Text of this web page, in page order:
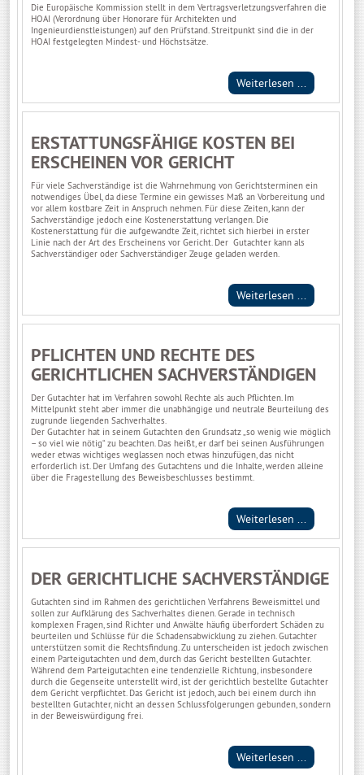
Die Europäische Kommission stellt in dem Vertragsverletzungsverfahren die
HOAI (Verordnung über Honorare für Architekten und
Ingenieurdienstleistungen) auf den Prüfstand. Streitpunkt sind die in der
HOAI festgelegten Mindest- und Höchstsätze.
Weiterlesen ...
ERSTATTUNGSFÄHIGE KOSTEN BEI
ERSCHEINEN VOR GERICHT
Für viele Sachverständige ist die Wahrnehmung von Gerichtsterminen ein
notwendiges Übel, da diese Termine ein gewisses Maß an Vorbereitung und
vor allem kostbare Zeit in Anspruch nehmen. Für diese Zeiten, kann der
Sachverständige jedoch eine Kostenerstattung verlangen. Die
Kostenerstattung für die aufgewandte Zeit, richtet sich hierbei in erster
Linie nach der Art des Erscheinens vor Gericht. Der Gutachter kann als
Sachverständiger oder Sachverständiger Zeuge geladen werden.
Weiterlesen ...
PFLICHTEN UND RECHTE DES
GERICHTLICHEN SACHVERSTÄNDIGEN
Der Gutachter hat im Verfahren sowohl Rechte als auch Pflichten. Im
Mittelpunkt steht aber immer die unabhängige und neutrale Beurteilung des
zugrunde liegenden Sachverhaltes.
Der Gutachter hat in seinem Gutachten den Grundsatz „so wenig wie möglich
– so viel wie nötig“ zu beachten. Das heißt, er darf bei seinen Ausführungen
weder etwas wichtiges weglassen noch etwas hinzufügen, das nicht
erforderlich ist. Der Umfang des Gutachtens und die Inhalte, werden alleine
über die Fragestellung des Beweisbeschlusses bestimmt.
Weiterlesen ...
DER GERICHTLICHE SACHVERSTÄNDIGE
Gutachten sind im Rahmen des gerichtlichen Verfahrens Beweismittel und
sollen zur Aufklärung des Sachverhaltes dienen. Gerade in technisch
komplexen Fragen, sind Richter und Anwälte häufig überfordert Schäden zu
beurteilen und Schlüsse für die Schadensabwicklung zu ziehen. Gutachter
unterstützen somit die Rechtsfindung. Zu unterscheiden ist jedoch zwischen
einem Parteigutachten und dem, durch das Gericht bestellten Gutachter.
Während dem Parteigutachten eine tendenzielle Richtung, insbesondere
durch die Gegenseite unterstellt wird, ist der gerichtlich bestellte Gutachter
dem Gericht verpflichtet. Das Gericht ist jedoch, auch bei einem durch ihn
bestellten Gutachter, nicht an dessen Schlussfolgerungen gebunden, sondern
in der Beweiswürdigung frei.
Weiterlesen ...